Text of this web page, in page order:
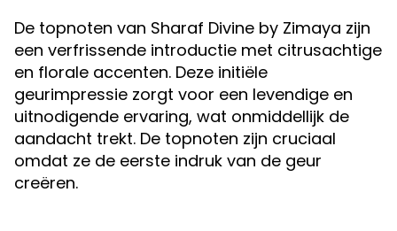
De topnoten van Sharaf Divine by Zimaya zijn
een verfrissende introductie met citrusachtige
en florale accenten. Deze initiële
geurimpressie zorgt voor een levendige en
uitnodigende ervaring, wat onmiddellijk de
aandacht trekt. De topnoten zijn cruciaal
omdat ze de eerste indruk van de geur
creëren.